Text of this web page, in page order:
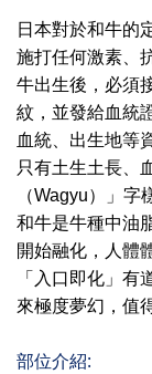
日本對於和牛的
施打任何激素、
牛出生後，必須
紋，並發給血統
血統、出生地等
只有土生土長、
和牛是牛種中油
開始融化，人體
「入口即化」
部位介紹: